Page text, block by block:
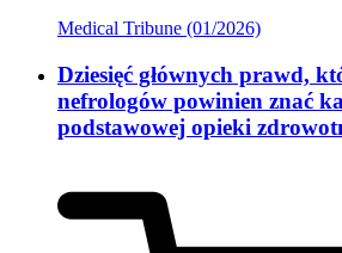
Medical Tribune (01/2026)
Dziesięć głównych prawd,
nefrologów powinien znać
podstawowej opieki